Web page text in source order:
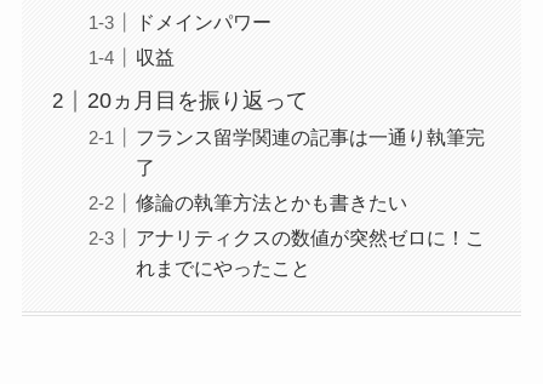
ドメインパワー
収益
20ヵ月目を振り返って
フランス留学関連の記事は一通り執筆完
了
修論の執筆方法とかも書きたい
アナリティクスの数値が突然ゼロに！こ
れまでにやったこと